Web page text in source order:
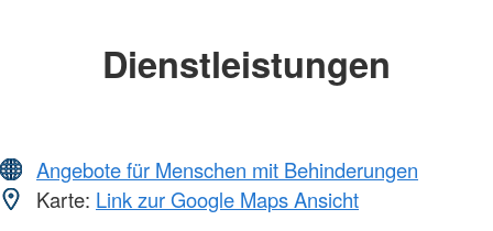
Dienstleistungen
Angebote für Menschen mit Behinderungen
Karte: Link zur Google Maps Ansicht